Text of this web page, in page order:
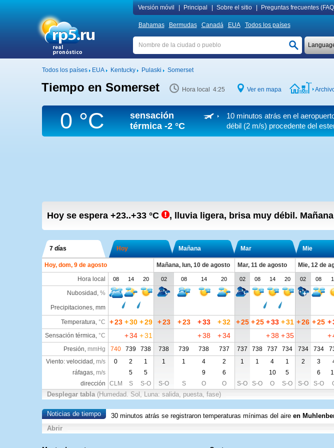
Versión móvil Principal Sobre el sitio Preguntas frecuentes
Bahamas Bermudas Canadá EUA Todos los países
Todos los países EUA Kentucky Pulaski Somerset
Tiempo en Somerset Hora local 4:25 Ver en mapa
0 °C
sensación
térmica -2 °C
10 minutos atrás en el
débil (2 m/s) procedente del
Hoy se espera +23..+33 °C , lluvia ligera, brisa muy débil.
7 días Hoy Mañana Mar Mie
Hoy, dom, 9 de agosto Mañana, lun, 10 de agosto Mar, 11 de agosto Mie, 12 de
Hora local
08 14 20 02 08 14 20 02 08 14 20 02 08
Nubosidad , %
Precipitaciones, mm
Temperatura, °C +23 +30 +29 +23 +23 +33 +32 +25 +25 +33 +31 +26 +25 +
Sensación térmica, °C +34 +31 +38 +34 +38 +35 +
Presión, mmHg 740 739 738 738 739 738 737 737 738 737 734 734 734
Viento: velocidad, m/s 0 2 1 1 1 4 2 1 1 4 1 2 3
ráfagas, m/s 5 5 9 6 10 5 6
dirección
CLM S S-O S-O S O O S-O S-O O S-O S-O S-O
Desplegar tabla (Humedad. Sol, Luna: salida, puesta, fase)
Noticias de tiempo 30 minutos atrás se registraron temperaturas mínimas del aire en
Abrir